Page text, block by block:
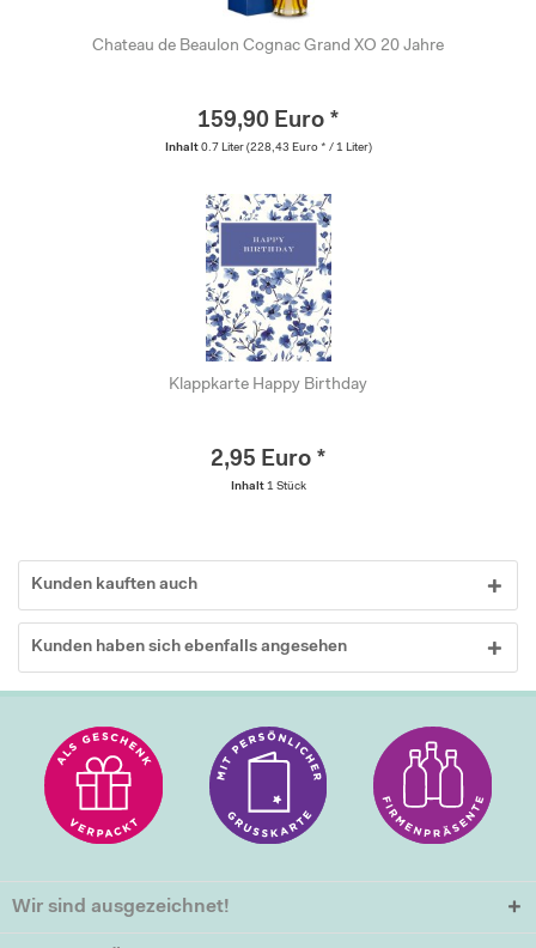
Chateau de Beaulon Cognac Grand XO 20 Jahre
159,90 Euro *
Inhalt 0.7 Liter (228,43 Euro * / 1 Liter)
Klappkarte Happy Birthday
2,95 Euro *
Inhalt 1 Stück
Kunden kauften auch
Kunden haben sich ebenfalls angesehen
Wir sind ausgezeichnet!